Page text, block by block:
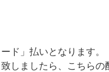
ド」払いとなります。
しましたら、こちらの